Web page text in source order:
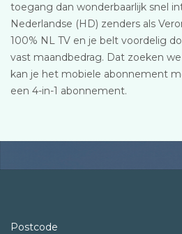
toegang dan wonderbaarlijk snel
Nederlandse (HD) zenders als
100% NL TV en je belt voordelig
vast maandbedrag. Dat zoeken
kan je het mobiele abonnement
een 4-in-1 abonnement.
Postcode